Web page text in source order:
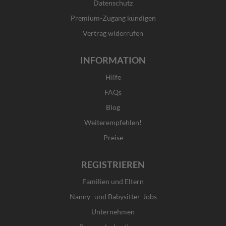
f
m
r
Datenschutz
Premium-Zugang kündigen
Vertrag widerrufen
INFORMATION
Hilfe
FAQs
Blog
Weiterempfehlen!
Preise
REGISTRIEREN
Familien und Eltern
Nanny- und Babysitter-Jobs
Unternehmen